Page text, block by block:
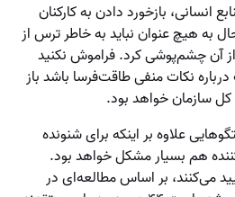
انسانی، بازخورد دادن به کارکنان
به هیچ عنوان نباید به خاطر ترس از
آن چشم‌پوشی کرد. فراموش نکنید
نکات منفی طاقت‌فرسا باشد باز
سازمان خواهد بود.
علاوه بر اینکه برای شنونده
هم بسیار مشکل خواهد بود.
می‌کنند، بر اساس مطالعه‌ای در